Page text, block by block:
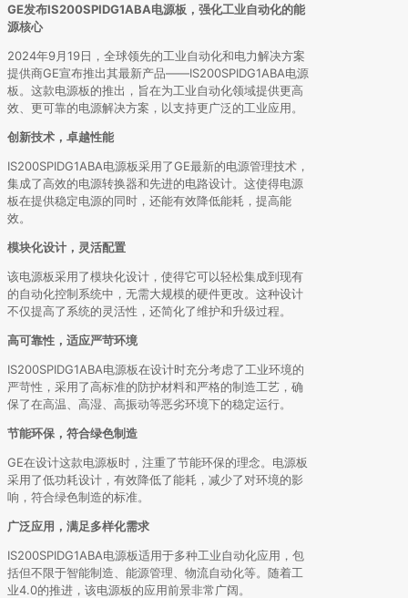
GE发布IS200SPIDG1ABA电源板，强化工业自动化的能
源核心
2024年9月19日，全球领先的工业自动化和电力解决方案
提供商GE宣布推出其最新产品——IS200SPIDG1ABA电源
板。这款电源板的推出，旨在为工业自动化领域提供更高
效、更可靠的电源解决方案，以支持更广泛的工业应用。
创新技术，卓越性能
IS200SPIDG1ABA电源板采用了GE最新的电源管理技术，
集成了高效的电源转换器和先进的电路设计。这使得电源
板在提供稳定电源的同时，还能有效降低能耗，提高能
效。
模块化设计，灵活配置
该电源板采用了模块化设计，使得它可以轻松集成到现有
的自动化控制系统中，无需大规模的硬件更改。这种设计
不仅提高了系统的灵活性，还简化了维护和升级过程。
高可靠性，适应严苛环境
IS200SPIDG1ABA电源板在设计时充分考虑了工业环境的
严苛性，采用了高标准的防护材料和严格的制造工艺，确
保了在高温、高湿、高振动等恶劣环境下的稳定运行。
节能环保，符合绿色制造
GE在设计这款电源板时，注重了节能环保的理念。电源板
采用了低功耗设计，有效降低了能耗，减少了对环境的影
响，符合绿色制造的标准。
广泛应用，满足多样化需求
IS200SPIDG1ABA电源板适用于多种工业自动化应用，包
括但不限于智能制造、能源管理、物流自动化等。随着工
业4.0的推进，该电源板的应用前景非常广阔。